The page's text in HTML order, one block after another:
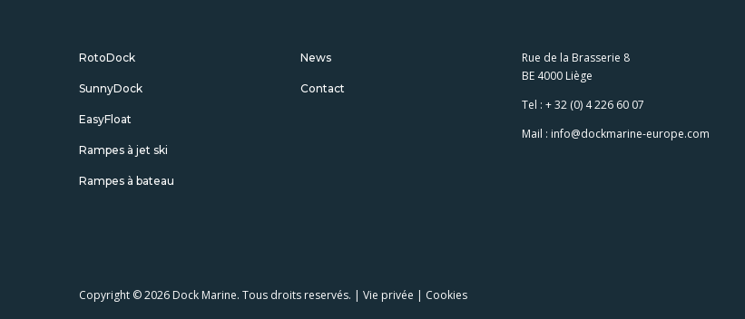
RotoDock
SunnyDock
EasyFloat
Rampes à jet ski
Rampes à bateau
News
Contact
Rue de la Brasserie 8
BE 4000 Liège
Tel : + 32 (0) 4 226 60 07
Mail : info@dockmarine-europe.com
Copyright © 2026 Dock Marine. Tous droits reservés. | Vie privée | Cookies